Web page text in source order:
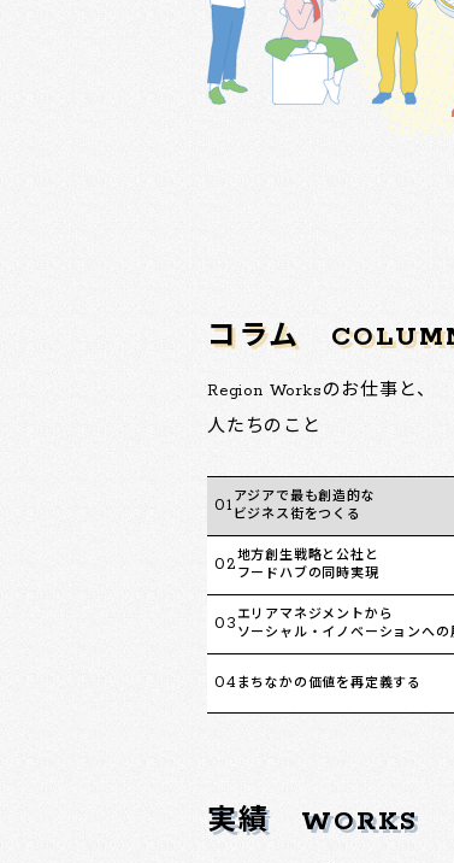
コラム
Region Worksのお仕事と、
人たちのこと
01 アジアで最も創造的な
ビジネス街をつくる
02地方創生戦略と公社と
フードハブの同時実現
03 エリアマネジメントから
ソーシャル・イノベーションへの
04 まちなかの価値を再定義する
実績 WORKS